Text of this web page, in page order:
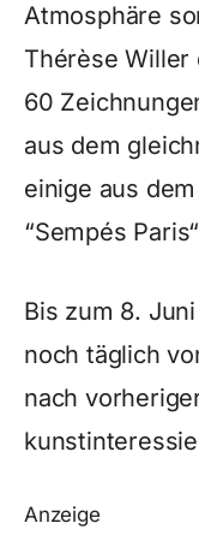
Atmosphäre
Thérèse Willer
60
aus dem
einige aus
“Sempés
Bis zum 8.
noch täglich
nach
Anzeige